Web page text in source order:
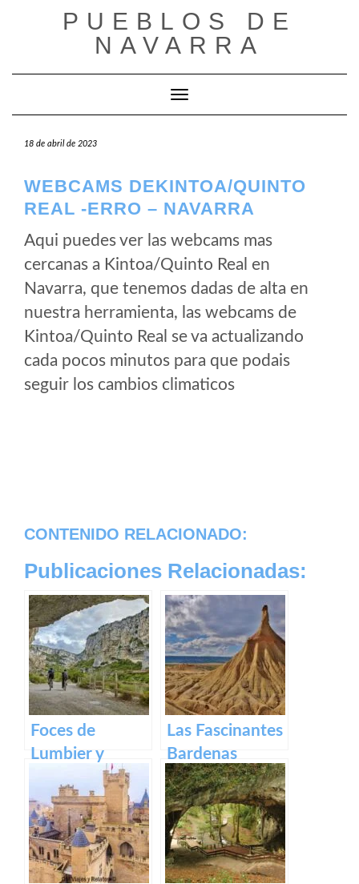
PUEBLOS DE
NAVARRA
Cambiar modo de navegación
18 de abril de 2023
WEBCAMS DEKINTOA/QUINTO
REAL -ERRO – NAVARRA
Aqui puedes ver las webcams mas
cercanas a Kintoa/Quinto Real en
Navarra, que tenemos dadas de alta en
nuestra herramienta, las webcams de
Kintoa/Quinto Real se va actualizando
cada pocos minutos para que podais
seguir los cambios climaticos
CONTENIDO RELACIONADO:
Publicaciones Relacionadas:
Foces de
Lumbier y
Arbaiun en
Navarra:
Descubriendo
la belleza
natural del
Las Fascinantes
Bardenas
Reales: Un
tesoro natural
en España